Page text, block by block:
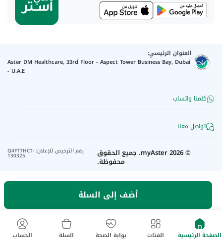
أضف إلى السلة
العنوان الرئيسي:
Aster DM Healthcare, 33rd Floor - Aspect Tower Business Bay, Dubai
- U.A.E
كلمنا واتساب
تواصل معنا
©
2026
myAster. جميع الحقوق
محفوظة.
رقم الترخيص للإعلان:
Q4FT7HCT-
130325
الصفحة الرئيسية الفئات بوابة الصحة السلة الحساب